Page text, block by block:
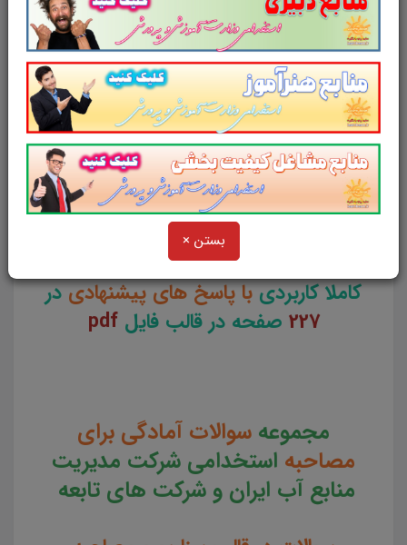
بستن ×
کاملا اختصاصی شده برای:کارشناس
حقوقی
استخدامی شرکت مدیریت منابع آب
ایران و شرکت های تابعه
در دوازدهمین دوره آزمون مشترک دستگاه
های اجرایی کشور سال 1403
کاملا کاربردیبا پاسخ های پیشنهادیدر
227 صفحه در قالب فایلpdf
مجموعه سوالات آمادگی برای
مصاحبه استخدامی شرکت مدیریت
منابع آب ایران و شرکت های تابعه